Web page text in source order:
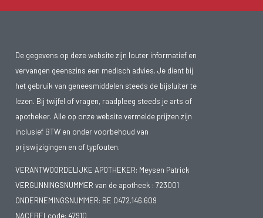
De gegevens op deze website zijn louter informatief en
vervangen geenszins een medisch advies. Je dient bij
het gebruik van geneesmiddelen steeds de bijsluiter te
lezen. Bij twijfel of vragen, raadpleeg steeds je arts of
apotheker. Alle op onze website vermelde prijzen zijn
inclusief BTW en onder voorbehoud van
prijswijzigingen en of typfouten.
VERANTWOORDELIJKE APOTHEKER: Meysen Patrick
VERGUNNINGSNUMMER van de apotheek : 723001
ONDERNEMINGSNUMMER: BE 0472.146.609
NACEBELcode: 47910